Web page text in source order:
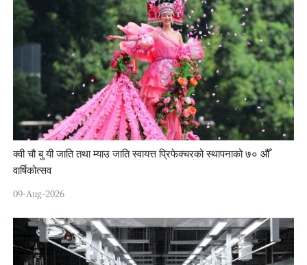
क्वी चौ बु यी जाति तथा म्याउ जाति स्वायत्त प्रिफेक्चरको स्थापनाको ७० औँ
वार्षिकोत्सव
09-Aug-2026